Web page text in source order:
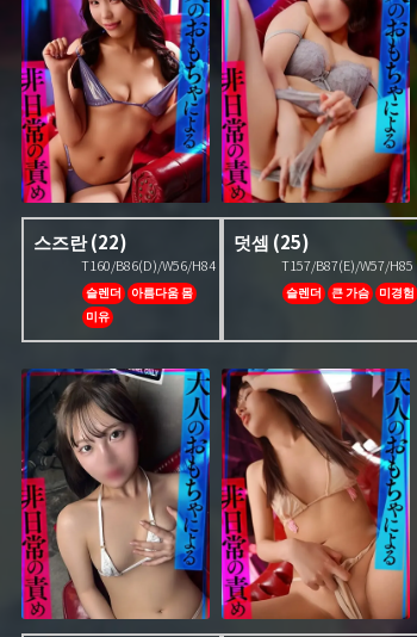
스즈란(22)
T160/B86(D)/W56/H84
슬렌더 아름다움 몸
미유
덧셈 (25)
T157/B87(E)/W57/H85
슬렌더 큰 가슴 미경험